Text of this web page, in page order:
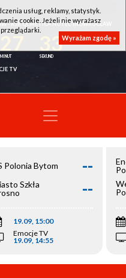
- KSK QEMETICA NOTEĆ INOWROCŁAW
32
TV
Polonia Bytom --
Szkła
--
19.09, 15:00
Emocje TV
19.09, 14:55
usług, reklamy, statystyk.
cookie. Jeżeli nie wyrażasz
Wyrażam zgodę »